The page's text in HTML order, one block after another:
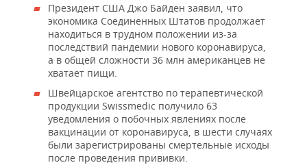
Президент США Джо Байден заявил, что
экономика Соединенных Штатов продолжает
находиться в трудном положении из-за
последствий пандемии нового коронавируса,
а в общей сложности 36 млн американцев не
хватает пищи.
Швейцарское агентство по терапевтической
продукции Swissmedic получило 63
уведомления о побочных явлениях после
вакцинации от коронавируса, в шести случаях
были зарегистрированы смертельные исходы
после проведения прививки.